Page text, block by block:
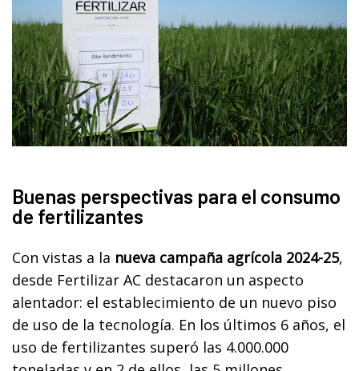
Buenas perspectivas para el consumo
de fertilizantes
Con vistas a la nueva campaña agrícola 2024-25,
desde Fertilizar AC destacaron un aspecto
alentador: el establecimiento de un nuevo piso
de uso de la tecnología. En los últimos 6 años, el
uso de fertilizantes superó las 4.000.000